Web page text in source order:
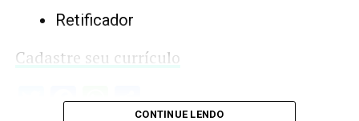
Retificador
Cadastre seu currículo
Twitter
Facebook
WhatsApp
Share
CONTINUE LENDO